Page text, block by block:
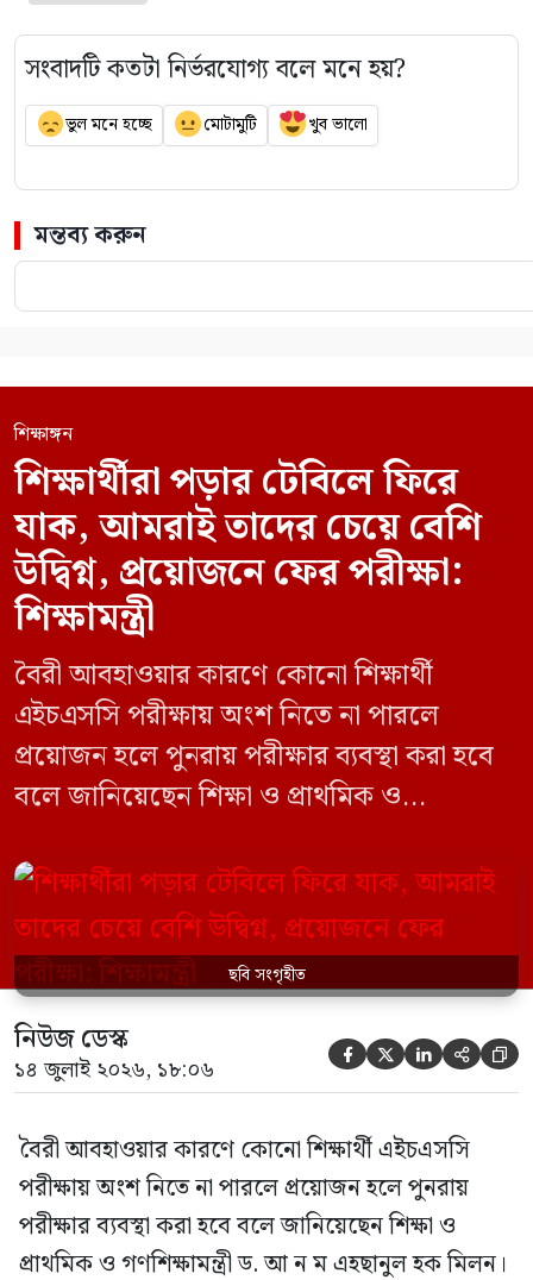
সংবাদটি কতটা নির্ভরযোগ্য বলে মনে হয়?
ভুল মনে হচ্ছে মোটামুটি খুব ভালো
মন্তব্য করুন
শিক্ষাঙ্গন
শিক্ষার্থীরা পড়ার টেবিলে ফিরে
যাক, আমরাই তাদের চেয়ে বেশি
উদ্বিগ্ন, প্রয়োজনে ফের পরীক্ষা:
শিক্ষামন্ত্রী
বৈরী আবহাওয়ার কারণে কোনো শিক্ষার্থী
এইচএসসি পরীক্ষায় অংশ নিতে না পারলে
প্রয়োজন হলে পুনরায় পরীক্ষার ব্যবস্থা করা হবে
বলে জানিয়েছেন শিক্ষা ও প্রাথমিক ও
তিনি শিক্ষার্থীদের আন্দোলন না করে পড়াশোনায়
মনোযোগ দেওয়ার আহ্বান জানিয়ে বলেন,
সরকার পরিস্থিতি নিবিড়ভাবে পর্যবেক্ষণ করছে
এবং পরীক্ষার্থীদের স্বার্থ রক্ষায় প্রয়োজনীয় সব
পদক্ষেপ […]
ছবি সংগৃহীত
নিউজ ডেস্ক
১৪ জুলাই ২০২৬, ১৮:০৬     
বৈরী আবহাওয়ার কারণে কোনো শিক্ষার্থী এইচএসসি
পরীক্ষায় অংশ নিতে না পারলে প্রয়োজন হলে পুনরায়
পরীক্ষার ব্যবস্থা করা হবে বলে জানিয়েছেন শিক্ষা ও
প্রাথমিক ও গণশিক্ষামন্ত্রী ড. আ ন ম এহছানুল হক মিলন।